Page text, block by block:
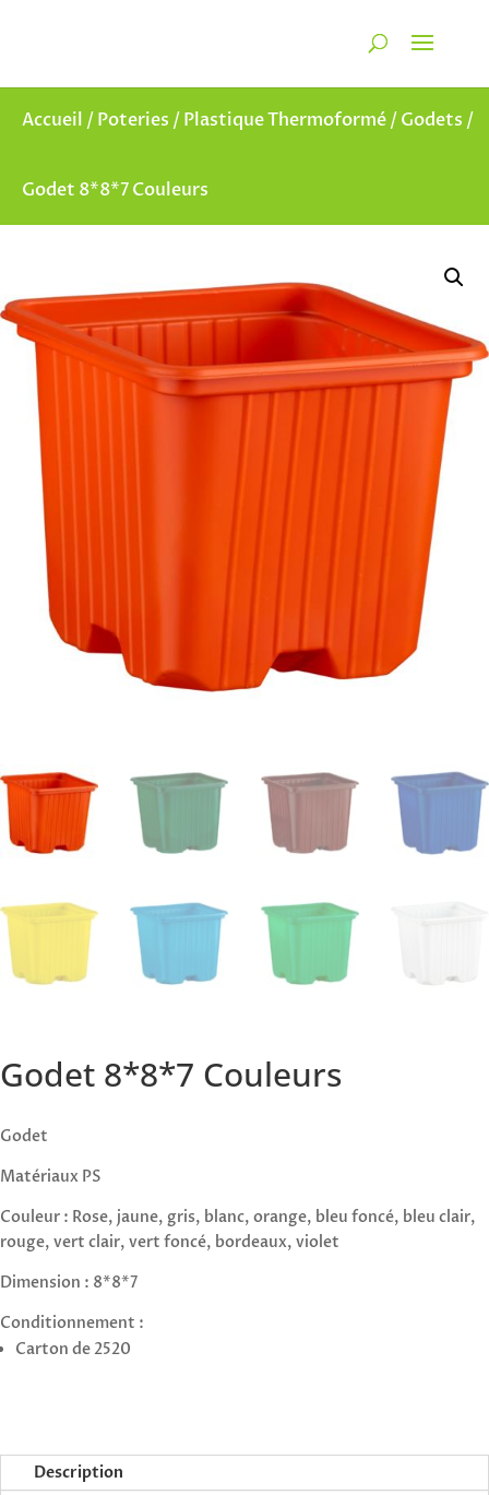
Accueil /Poteries /Plastique Thermoformé/Godets /
Godet 8*8*7 Couleurs
Godet 8*8*7 Couleurs
Godet
Matériaux PS
Couleur : Rose, jaune, gris, blanc, orange, bleu foncé, bleu clair,
rouge, vert clair, vert foncé, bordeaux, violet
Dimension : 8*8*7
Conditionnement :
Carton de 2520
Description